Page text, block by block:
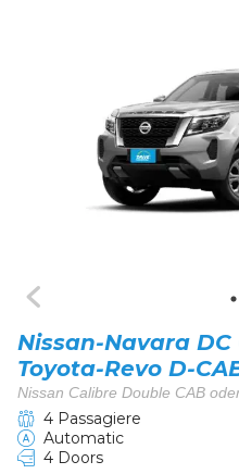
Nissan-Navara
Toyota-Revo D-
Nissan Calibre Double CAB
4 Passagiere
Automatic
4 Doors